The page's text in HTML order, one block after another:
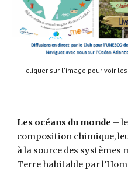
cliquer sur l'image pour voir les
Les océans du monde –
composition chimique,
à la source des systèmes
Terre habitable par